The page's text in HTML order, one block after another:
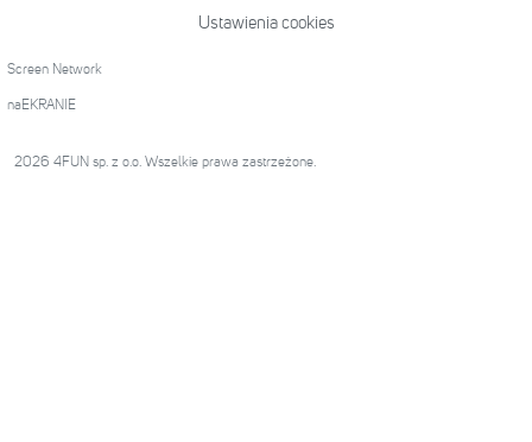
Ustawienia cookies
Screen Network
naEKRANIE
2026 4FUN sp. z o.o. Wszelkie prawa zastrzeżone.